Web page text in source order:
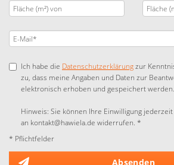
Ich habe die Datenschutzerklärungzur
zu, dass meine Angaben und Daten zur
elektronisch erhoben und gespeichert werden.
Hinweis: Sie können Ihre Einwilligung
an kontakt@hawiela.de widerrufen. *
* Pflichtfelder
Absenden